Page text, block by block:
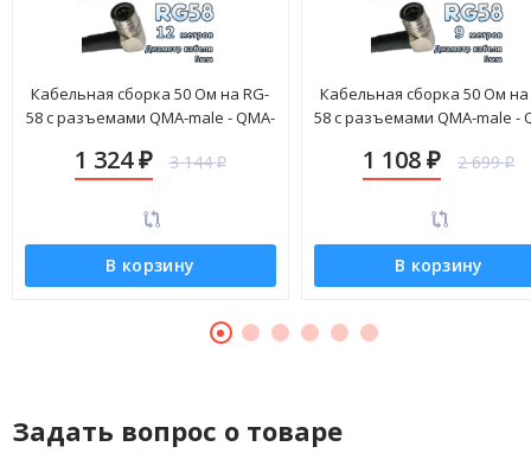
Кабельная сборка 50 Ом на RG-
58 с разъемами QMA-male - QMA-
1 324 ₽ 3 144₽
В корзину
Кабельная сборка 50 Ом на
58 с разъемами QMA-male -
1 108₽ 2 699₽
В корзину
Задать вопрос о товаре